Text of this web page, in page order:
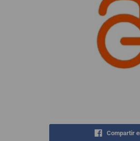
Compartir